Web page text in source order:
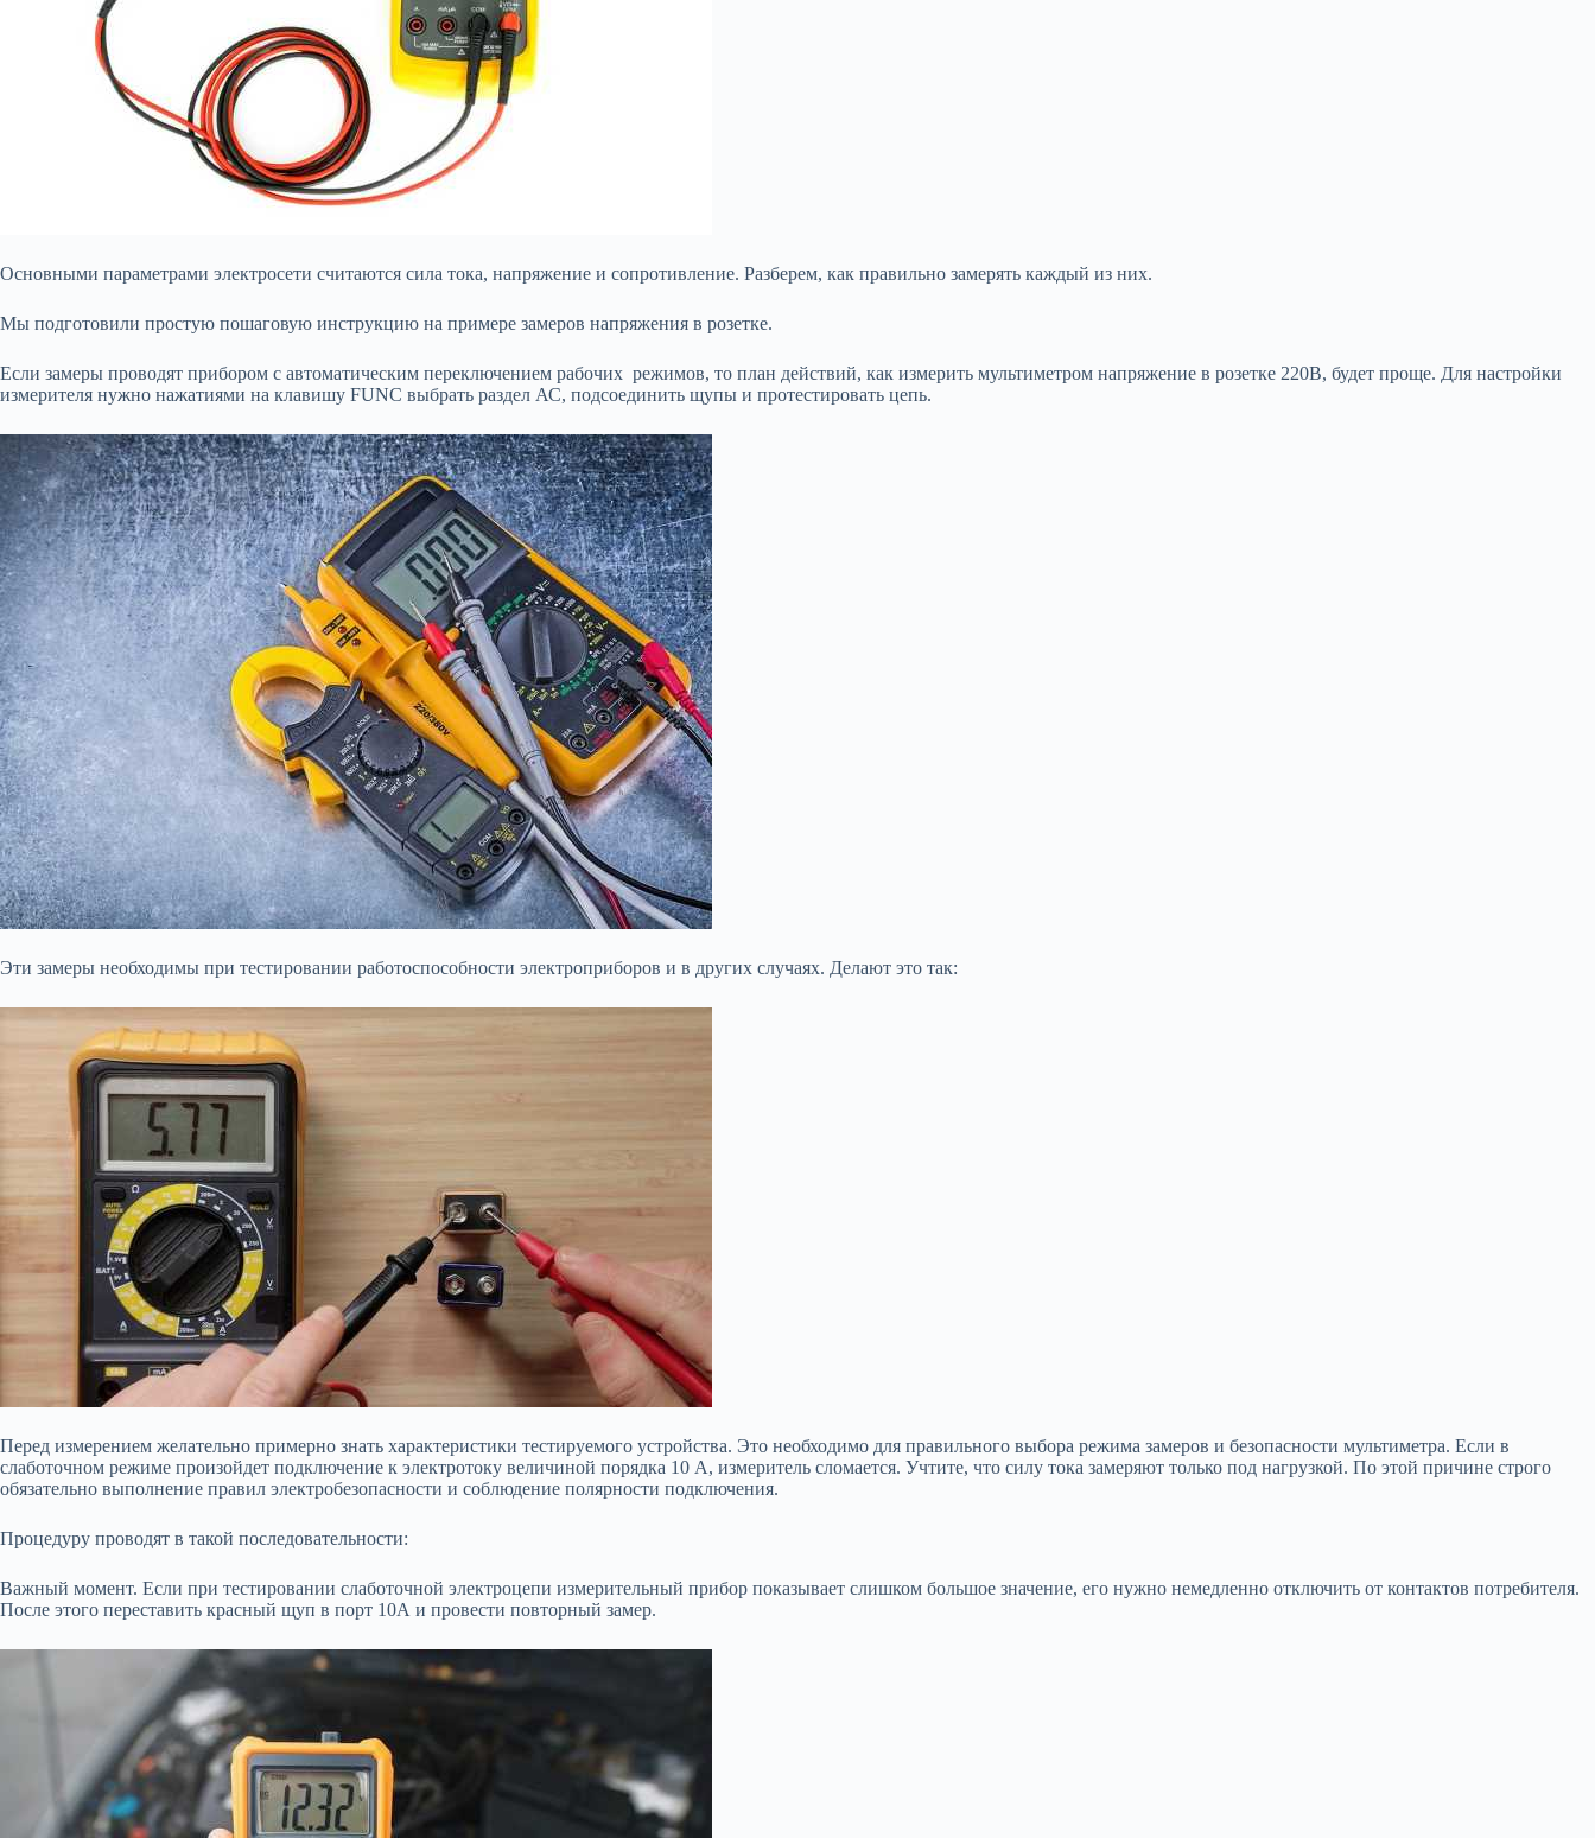
Основными параметрами электросети считаются сила тока, напряжение и сопротивление. Разберем, как правильно замерять каждый из них.
Мы подготовили простую пошаговую инструкцию на примере замеров напряжения в розетке.
Если замеры проводят прибором с автоматическим переключением рабочих режимов, то план действий, как измерить мультиметром напряжение в розетке 220В, будет проще. Для настройки
измерителя нужно нажатиями на клавишу FUNC выбрать раздел АС, подсоединить щупы и протестировать цепь.
Эти замеры необходимы при тестировании работоспособности электроприборов и в других случаях. Делают это так:
Перед измерением желательно примерно знать характеристики тестируемого устройства. Это необходимо для правильного выбора режима замеров и безопасности мультиметра. Если в
слаботочном режиме произойдет подключение к электротоку величиной порядка 10 А, измеритель сломается. Учтите, что силу тока замеряют только под нагрузкой. По этой причине строго
обязательно выполнение правил электробезопасности и соблюдение полярности подключения.
Процедуру проводят в такой последовательности:
Важный момент. Если при тестировании слаботочной электроцепи измерительный прибор показывает слишком большое значение, его нужно немедленно отключить от контактов потребителя.
После этого переставить красный щуп в порт 10А и провести повторный замер.